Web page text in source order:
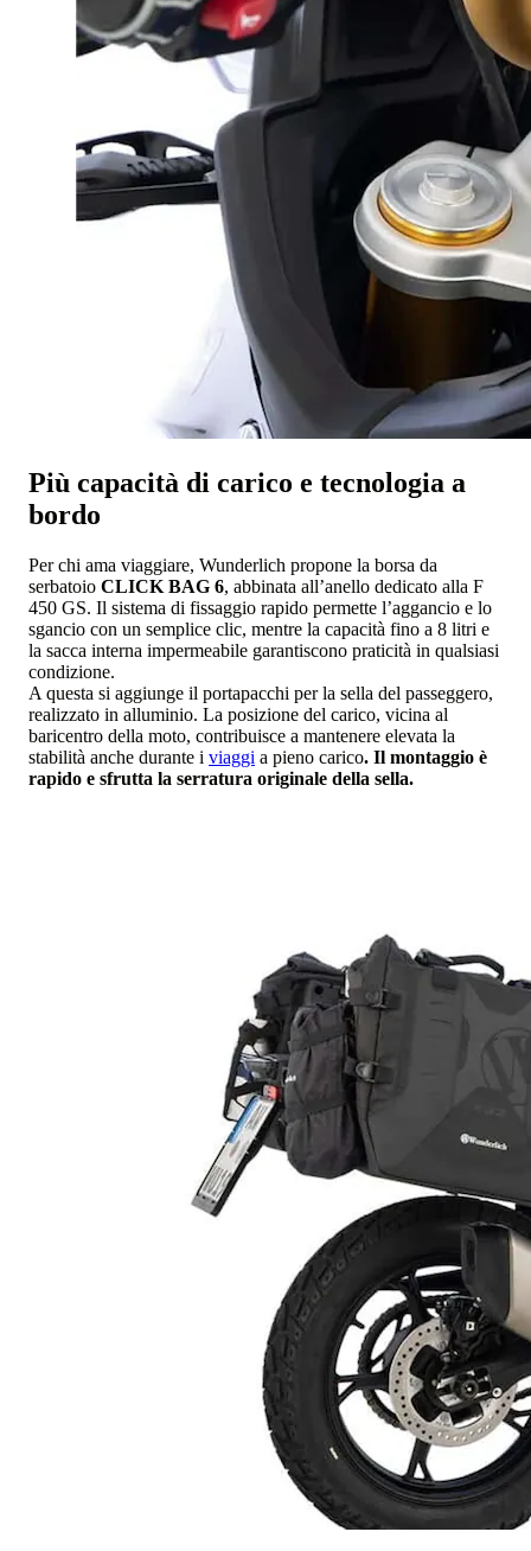
Più capacità di carico e tecnologia a
bordo
Per chi ama viaggiare, Wunderlich propone la borsa da
serbatoio CLICK BAG 6, abbinata all’anello dedicato alla F
450 GS. Il sistema di fissaggio rapido permette l’aggancio e lo
sgancio con un semplice clic, mentre la capacità fino a 8 litri e
la sacca interna impermeabile garantiscono praticità in qualsiasi
condizione.
A questa si aggiunge il portapacchi per la sella del passeggero,
realizzato in alluminio. La posizione del carico, vicina al
baricentro della moto, contribuisce a mantenere elevata la
stabilità anche durante i viaggi a pieno carico. Il montaggio è
rapido e sfrutta la serratura originale della sella.